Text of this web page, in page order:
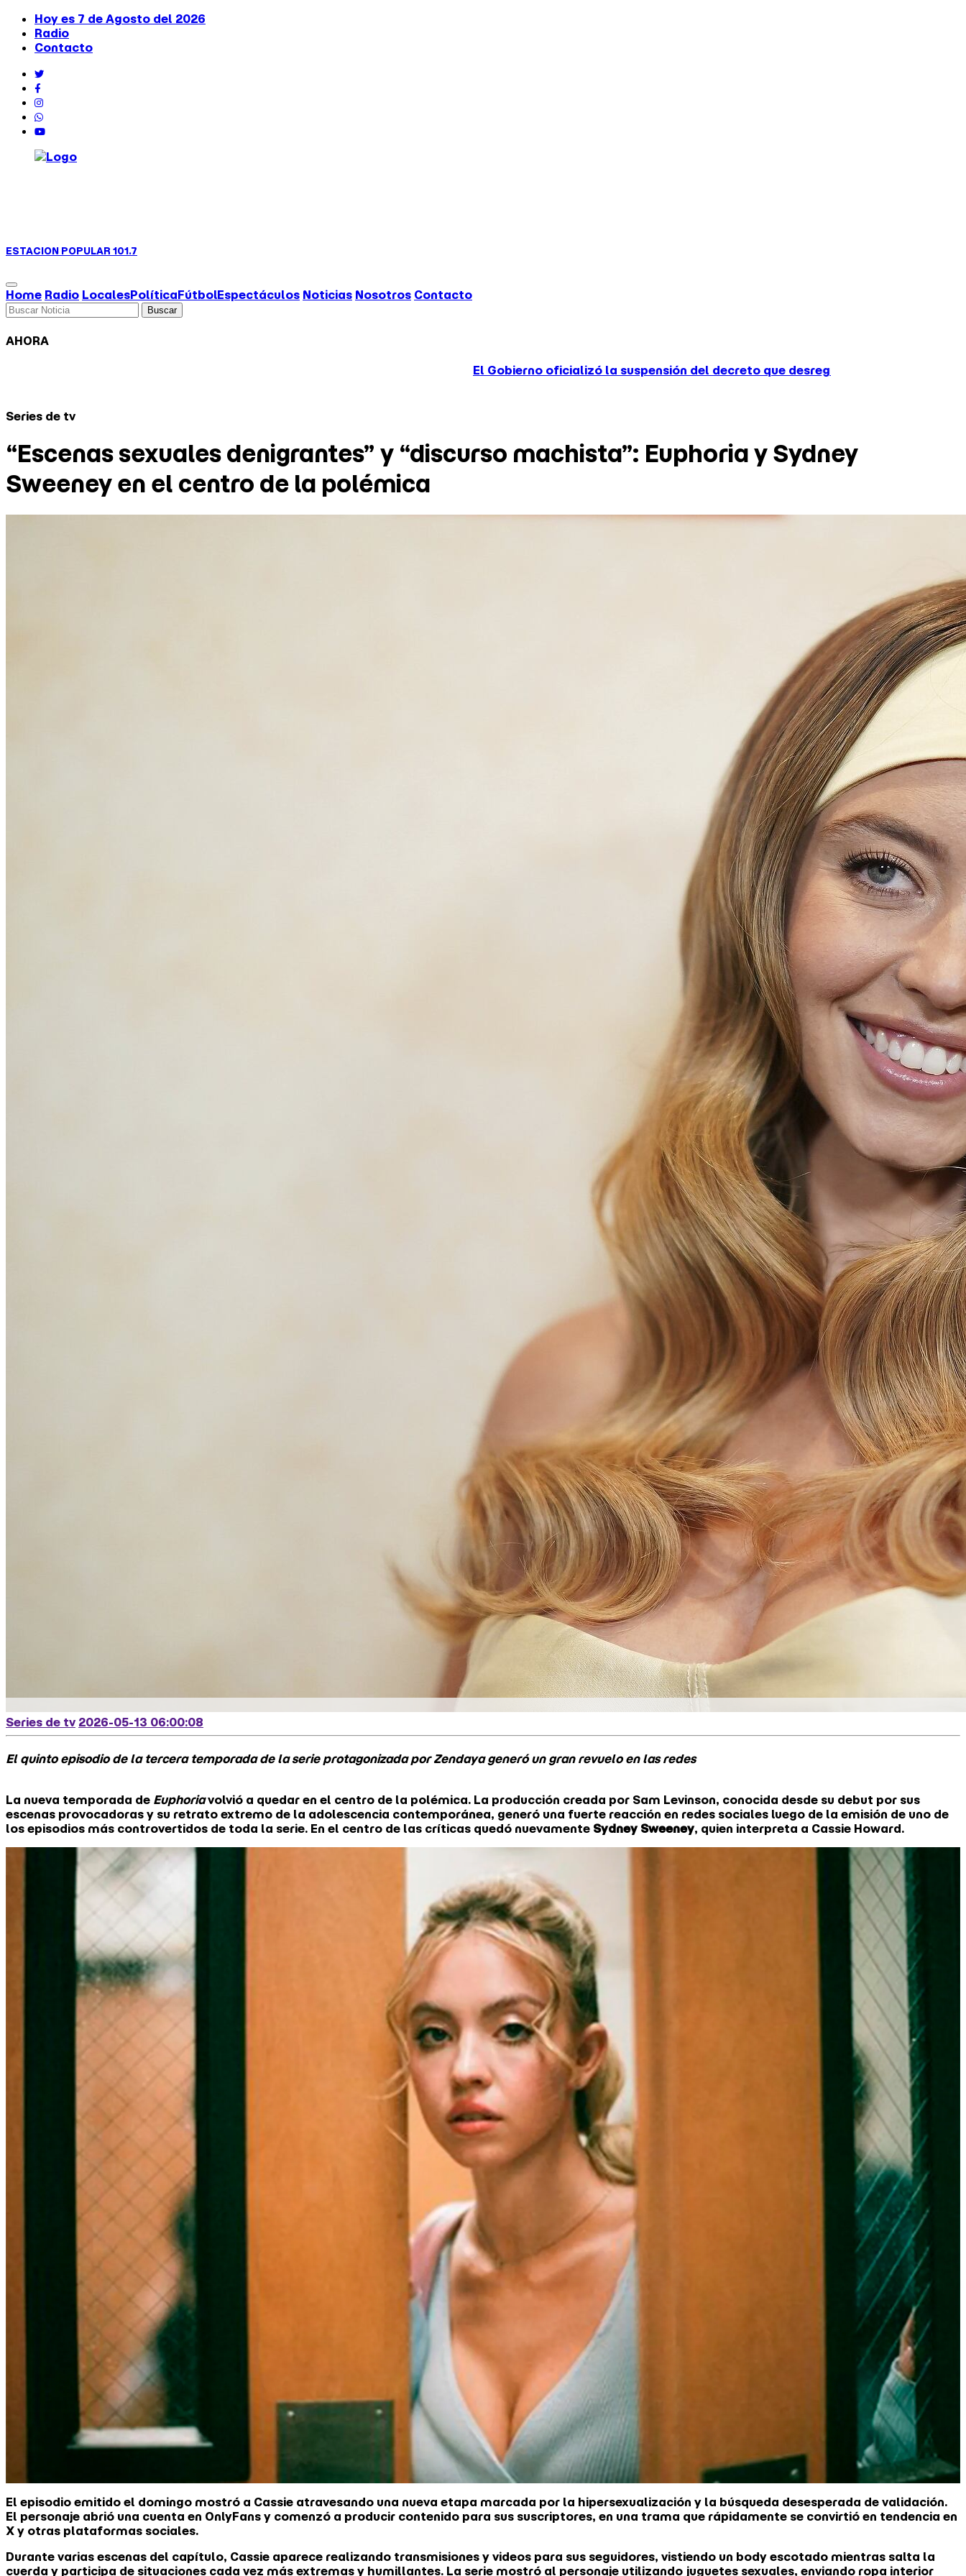
Hoy es 7 de Agosto del 2026
Radio
Contacto
ESTACION POPULAR 101.7
Home Radio LocalesPolíticaFútbolEspectáculos Noticias Nosotros Contacto
Buscar
AHORA
El Gobierno oficializó la suspensión del decreto que desreguló el servicio de prácticos tras el
Series de tv
“Escenas sexuales denigrantes” y “discurso machista”: Euphoria y Sydney
Sweeney en el centro de la polémica
Series de tv 2026-05-13 06:00:08
El quinto episodio de la tercera temporada de la serie protagonizada por Zendaya generó un gran revuelo en las redes
La nueva temporada de Euphoriavolvió a quedar en el centro de la polémica. La producción creada por Sam Levinson, conocida desde su debut por sus
escenas provocadoras y su retrato extremo de la adolescencia contemporánea, generó una fuerte reacción en redes sociales luego de la emisión de uno de
los episodios más controvertidos de toda la serie. En el centro de las críticas quedó nuevamente Sydney Sweeney, quien interpreta a Cassie Howard.
El episodio emitido el domingo mostró a Cassie atravesando una nueva etapa marcada por la hipersexualización y la búsqueda desesperada de validación.
El personaje abrió una cuenta en OnlyFans y comenzó a producir contenido para sus suscriptores, en una trama que rápidamente se convirtió en tendencia en
X y otras plataformas sociales.
Durante varias escenas del capítulo, Cassie aparece realizando transmisiones y videos para sus seguidores, vistiendo un body escotado mientras salta la
cuerda y participa de situaciones cada vez más extremas y humillantes. La serie mostró al personaje utilizando juguetes sexuales, enviando ropa interior